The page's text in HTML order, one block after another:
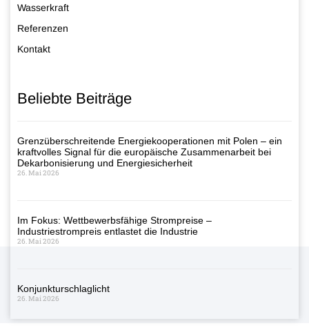
Wasserkraft
Referenzen
Kontakt
Beliebte Beiträge
Grenzüberschreitende Energiekooperationen mit Polen – ein
kraftvolles Signal für die europäische Zusammenarbeit bei
Dekarbonisierung und Energiesicherheit
26. Mai 2026
Im Fokus: Wettbewerbsfähige Strompreise –
Industriestrompreis entlastet die Industrie
26. Mai 2026
Konjunkturschlaglicht
26. Mai 2026